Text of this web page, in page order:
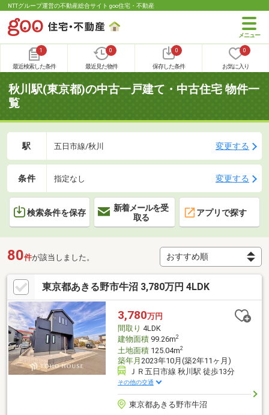
NTTグループ運営の不動産総合サイト goo住宅・不動産
1
最近検索した条件
0
最近見た物件
0
保存した条件
0
お気に入り
秋川駅(東京都)の中古一戸建て・中古住宅 物件一
覧
駅 五日市線/秋川 変更する
条件 指定なし 変更する
検索条件を保存
新着メールを受
取る
アプリで探す
80件が該当しました。
東京都あきる野市牛沼 3,780万円 4LDK
3,780万円
間取り 4LDK
建物面積99.26m2
土地面積125.04m2
築年月 2023年10月(築2年11ヶ月)
ＪＲ五日市線 秋川駅 徒歩13分
その他の交通
東京都あきる野市牛沼